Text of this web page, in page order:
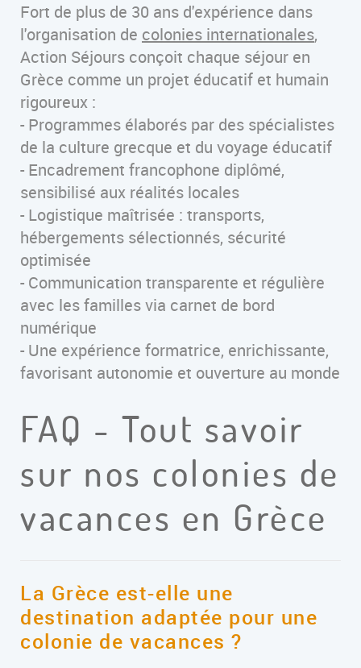
Fort de plus de 30 ans d'expérience dans
l'organisation de colonies internationales,
Action Séjours conçoit chaque séjour en
Grèce comme un projet éducatif et humain
rigoureux :
- Programmes élaborés par des spécialistes
de la culture grecque et du voyage éducatif
- Encadrement francophone diplômé,
sensibilisé aux réalités locales
- Logistique maîtrisée : transports,
hébergements sélectionnés, sécurité
optimisée
- Communication transparente et régulière
avec les familles via carnet de bord
numérique
- Une expérience formatrice, enrichissante,
favorisant autonomie et ouverture au monde
FAQ - Tout savoir
sur nos colonies de
vacances en Grèce
La Grèce est-elle une
destination adaptée pour une
colonie de vacances ?